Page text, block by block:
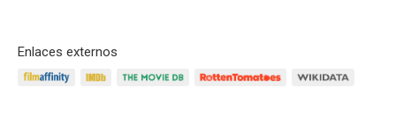
Enlaces externos